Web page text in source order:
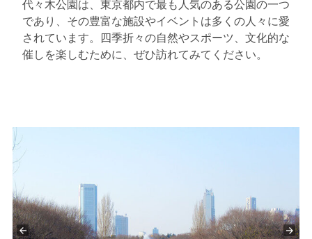
代々木公園は、東京都内で最も人気のある公園の一つ
であり、その豊富な施設やイベントは多くの人々に愛
されています。四季折々の自然やスポーツ、文化的な
催しを楽しむために、ぜひ訪れてみてください。